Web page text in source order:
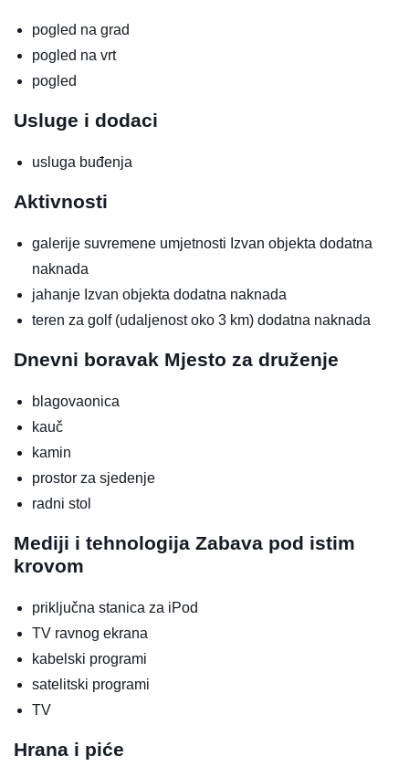
pogled na grad
pogled na vrt
pogled
Usluge i dodaci
usluga buđenja
Aktivnosti
galerije suvremene umjetnosti Izvan objekta dodatna
naknada
jahanje Izvan objekta dodatna naknada
teren za golf (udaljenost oko 3 km) dodatna naknada
Dnevni boravak Mjesto za druženje
blagovaonica
kauč
kamin
prostor za sjedenje
radni stol
Mediji i tehnologija Zabava pod istim
krovom
priključna stanica za iPod
TV ravnog ekrana
kabelski programi
satelitski programi
TV
Hrana i piće